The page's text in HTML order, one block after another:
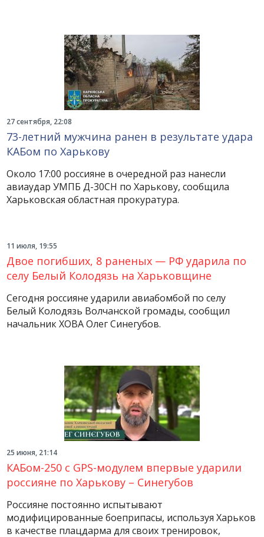
27 сентября, 22:08
73-летний мужчина ранен в результате удара
КАБом по Харькову
Около 17:00 россияне в очередной раз нанесли
авиаудар УМПБ Д-30СН по Харькову, сообщила
Харьковская областная прокуратура.
11 июля, 19:55
Двое погибших, 8 раненых — РФ ударила по
селу Белый Колодязь на Харьковщине
Сегодня россияне ударили авиабомбой по селу
Белый Колодязь Волчанской громады, сообщил
начальник ХОВА Олег Синегубов.
25 июня, 21:14
КАБом-250 с GPS-модулем впервые ударили
россияне по Харькову – Синегубов
Россияне постоянно испытывают
модифицированные боеприпасы, используя Харьков
в качестве плацдарма для своих тренировок,